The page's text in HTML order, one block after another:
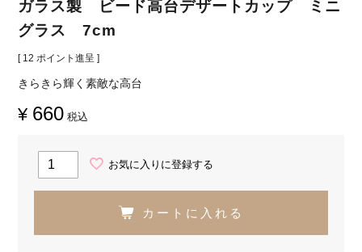
ガラス製 ビード高台デザートカップ ミニ
グラス 7cm
[ 12 ポイント進呈 ]
きらきら輝く素敵な高台
¥ 660 税込
お気に入りに登録する
カートに入れる